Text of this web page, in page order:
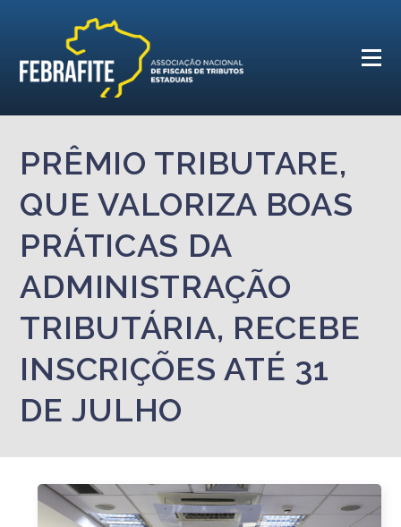
PRÊMIO TRIBUTARE,
QUE VALORIZA BOAS
PRÁTICAS DA
ADMINISTRAÇÃO
TRIBUTÁRIA, RECEBE
INSCRIÇÕES ATÉ 31
DE JULHO